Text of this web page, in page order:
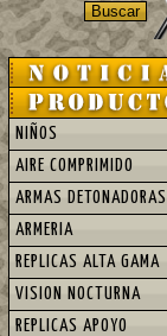
NIÑOS
AIRE COMPRIMIDO
ARMAS DETONADORAS
ARMERIA
REPLICAS ALTA GAMA
VISION NOCTURNA
REPLICAS APOYO